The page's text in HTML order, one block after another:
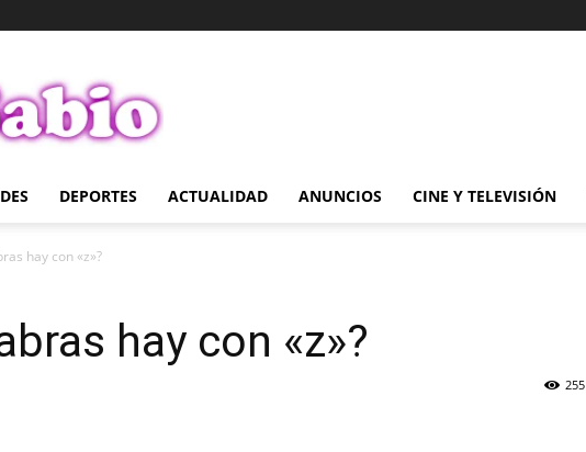
Sabio
DEPORTES ACTUALIDAD ANUNCIOS CINE Y TELEVISIÓN
hay con «z»?
hay con «z»?
255